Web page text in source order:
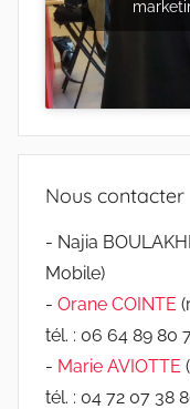
Nous contacter
- Najia
Mobile)
- Orane COINTE
tél. : 06 64 89 80
- Marie AVIOTTE
tél. : 04 72 07 38